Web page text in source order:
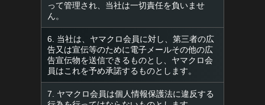
って管理され、当社は一切責任を負いませ
ん。
6. 当社は、ヤマクロ会員に対し、第三者の広
告又は宣伝等のために電子メールその他の広
告宣伝物を送信できるものとし、ヤマクロ会
員はこれを予め承諾するものとします。
7. ヤマクロ会員は個人情報保護法に違反する